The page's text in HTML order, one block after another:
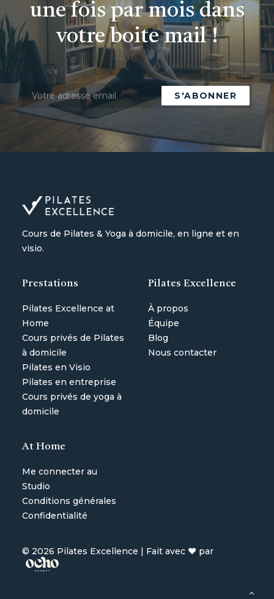
une fois par mois dans
votre boite mail !
Cours de Pilates & Yoga à domicile, en ligne et en
visio.
Prestations
Pilates Excellence at
Home
Cours privés de Pilates
à domicile
Pilates en Visio
Pilates en entreprise
Cours privés de yoga à
domicile
Pilates Excellence
À propos
Équipe
Blog
Nous contacter
At Home
Me connecter au
Studio
Conditions générales
Confidentialité
© 2026 Pilates Excellence | Fait avec ♥ par